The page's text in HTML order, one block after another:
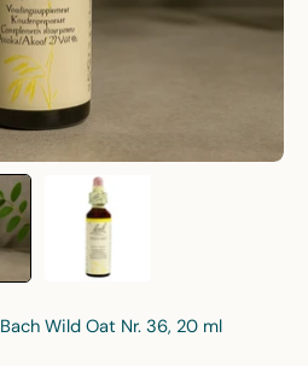
Bach Wild Oat Nr. 36, 20 ml